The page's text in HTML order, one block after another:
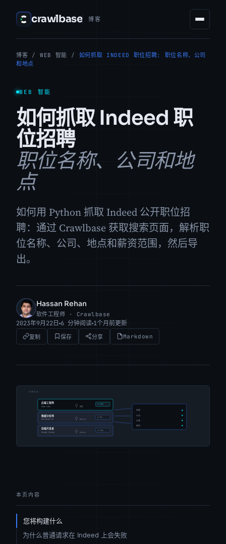
crawlbase 博客
博客 / WEB 智能 /
如何抓取 INDEED 职位招聘: 职位名称、公司
和地点
WEB 智能
如何抓取 Indeed 职
位招聘
职位名称、公司和地
点
如何用 Python 抓取 Indeed 公开职位招
聘：通过 Crawlbase 获取搜索页面，解析职
位名称、公司、地点和薪资范围，然后导
出。
HR
Hassan Rehan
软件工程师 · Crawlbase
2023年9月22日 6 分钟阅读 1个月前更新
复制 保存 分享 Markdown
本页内容
您将构建什么
为什么普通请求在 Indeed 上会失败